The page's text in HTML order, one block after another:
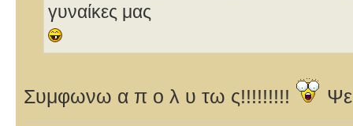
γυναίκες μας
Συμφωνω α π ο λ υ τω ς!!!!!!!!!